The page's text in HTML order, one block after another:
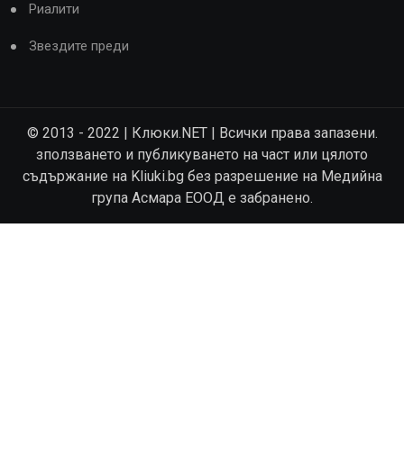
Риалити
Звездите преди
© 2013 - 2022 | Клюки.NET | Всички права запазени.
зползването и публикуването на част или цялото
съдържание на Kliuki.bg без разрешение на Медийна
група Асмара ЕООД е забранено.